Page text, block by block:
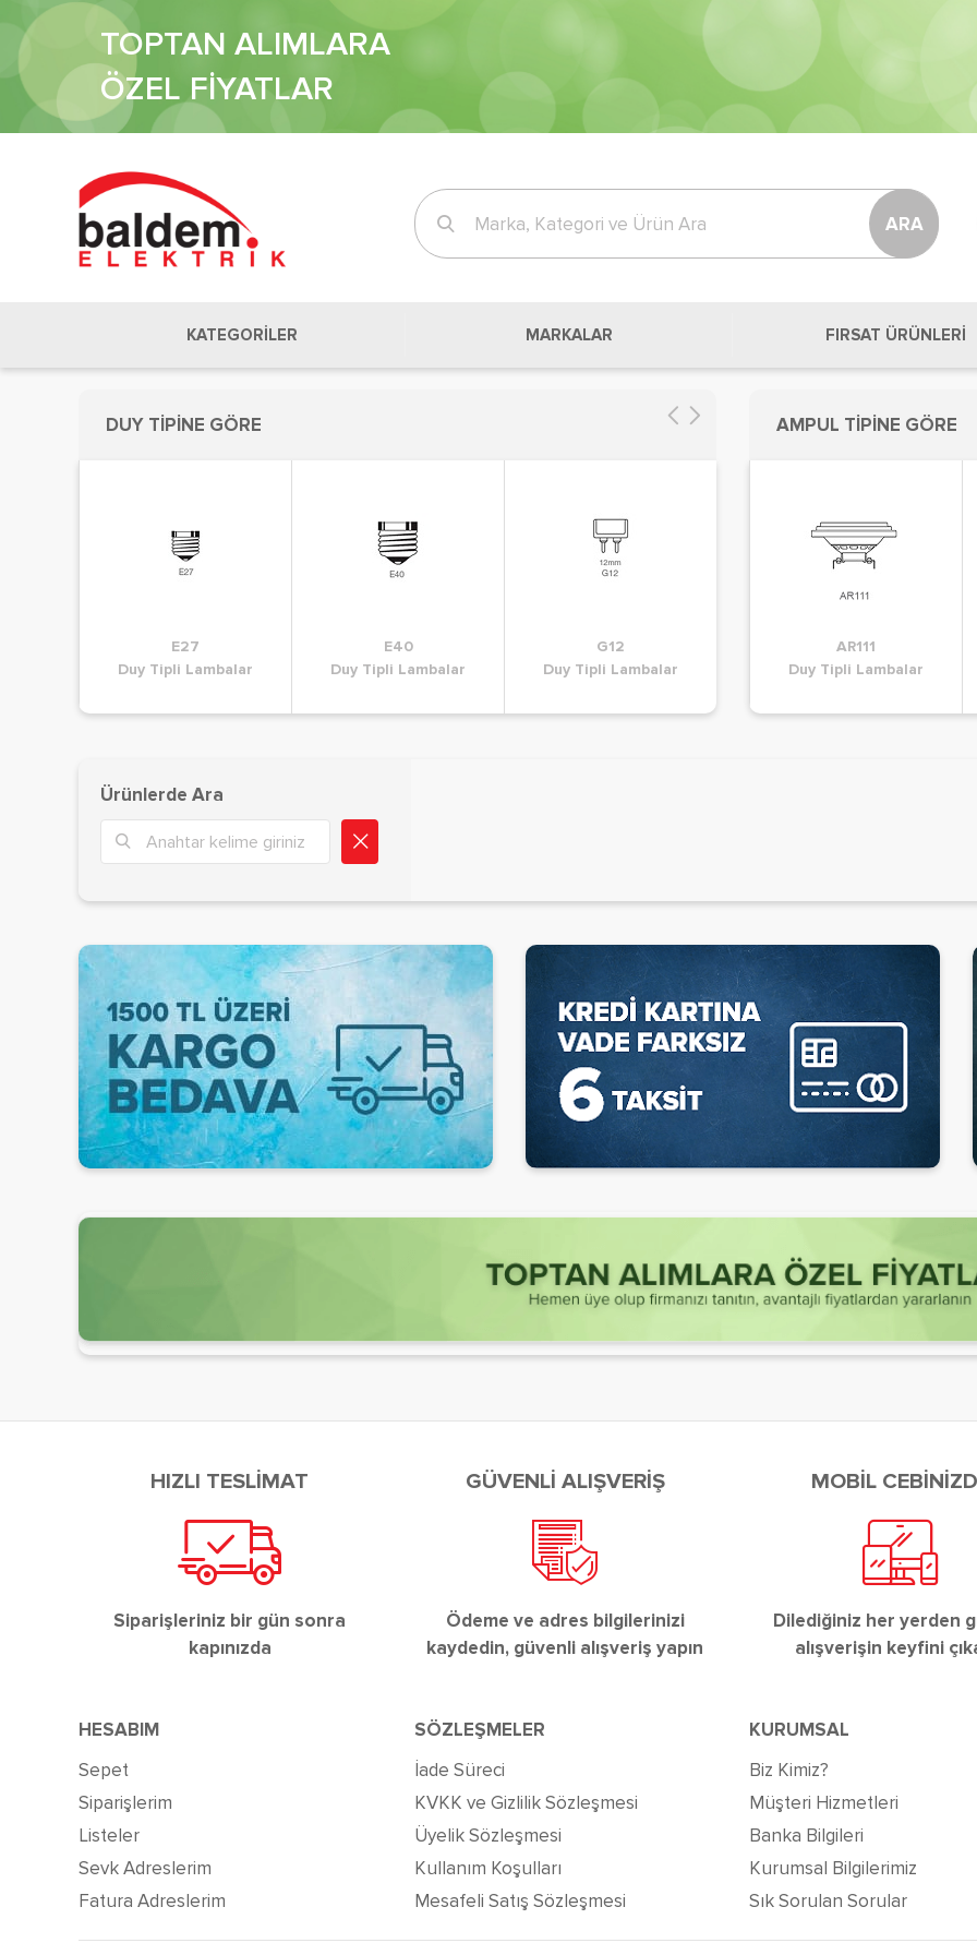
TOPTAN ALIMLARA
ÖZEL FİYATLAR
ARA
KATEGORİLER MARKALAR FIRSAT ÜRÜNLERİ
DUY TİPİNE GÖRE
E27
Duy Tipli Lambalar
E40
Duy Tipli Lambalar
G12
Duy Tipli Lambalar
G24
Duy Tipli Lambalar
AMPUL TİPİNE GÖRE
Duy Tipli Lambalar
Duy Tipli Lambalar
Duy Tipli Lambalar
AR111
Duy Tipli Lambalar
Ürünlerde Ara
HIZLI TESLİMAT
Siparişleriniz bir gün sonra
kapınızda
GÜVENLİ ALIŞVERİŞ
Ödeme ve adres bilgilerinizi
kaydedin, güvenli alışveriş yapın
MOBİL
Dilediğiniz her yerden
alışverişin keyfini
HESABIM
Sepet
Siparişlerim
Listeler
Sevk Adreslerim
Fatura Adreslerim
SÖZLEŞMELER
İade Süreci
KVKK ve Gizlilik Sözleşmesi
Üyelik Sözleşmesi
Kullanım Koşulları
Mesafeli Satış Sözleşmesi
KURUMSAL
Biz Kimiz?
Müşteri Hizmetleri
Banka Bilgileri
Kurumsal Bilgilerimiz
Sık Sorulan Sorular